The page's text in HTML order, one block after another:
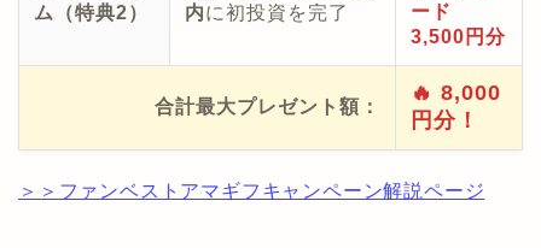
ム（特典2）
内に初投資を完了
ード
3,500円分
合計最大プレゼント額：
🔥 8,000
円分！
＞＞ファンベストアマギフキャンペーン解説ページ